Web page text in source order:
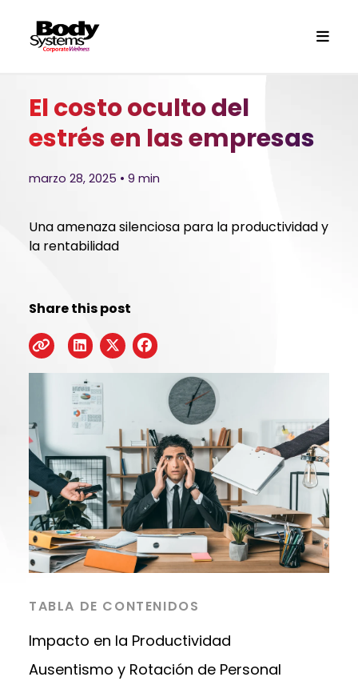
El costo oculto del
estrés en las empresas
marzo 28, 2025 • 9 min
Una amenaza silenciosa para la productividad y
la rentabilidad
Share this post
TABLA DE CONTENIDOS
Impacto en la Productividad
Ausentismo y Rotación de Personal